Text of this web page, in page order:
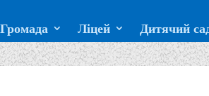
Громада Ліцей Дитячий